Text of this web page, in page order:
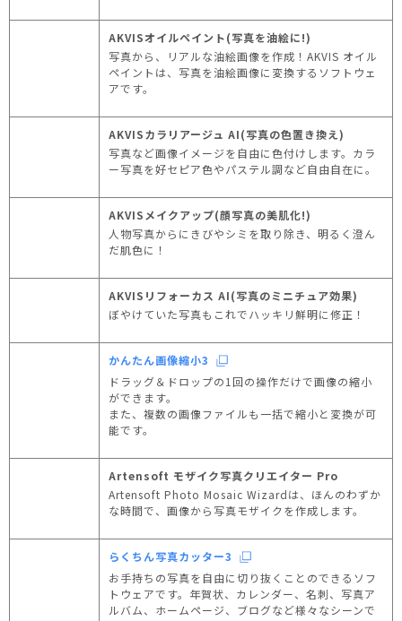
AKVISオイルペイント(写真を油絵に!)
写真から、リアルな油絵画像を作成！AKVIS オイル
ペイントは、写真を油絵画像に変換するソフトウェ
アです。
AKVISカラリアージュ AI(写真の色置き換え)
写真など画像イメージを自由に色付けします。カラ
ー写真を好セピア色やパステル調など自由自在に。
AKVISメイクアップ(顔写真の美肌化!)
人物写真からにきびやシミを取り除き、明るく澄ん
だ肌色に！
AKVISリフォーカス AI(写真のミニチュア効果)
ぼやけていた写真もこれでハッキリ鮮明に修正！
かんたん画像縮小3
ドラッグ＆ドロップの1回の操作だけで画像の縮小
ができます。
また、複数の画像ファイルも一括で縮小と変換が可
能です。
Artensoft モザイク写真クリエイター Pro
Artensoft Photo Mosaic Wizardは、ほんのわずか
な時間で、画像から写真モザイクを作成します。
らくちん写真カッター3
お手持ちの写真を自由に切り抜くことのできるソフ
トウェアです。年賀状、カレンダー、名刺、写真ア
ルバム、ホームページ、ブログなど様々なシーンで